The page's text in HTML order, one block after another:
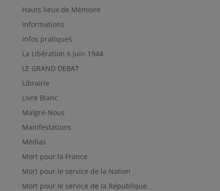
Hauts lieux de Mémoire
Informations
Infos pratiques
La Libération 6 juin 1944
LE GRAND DEBAT
Librairie
Livre Blanc
Malgré-Nous
Manifestations
Médias
Mort pour la France
Mort pour le service de la Nation
Mort pour le service de la République